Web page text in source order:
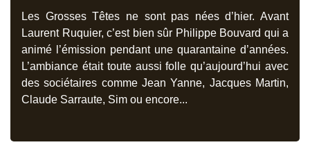
Les Grosses Têtes ne sont pas nées d’hier. Avant
Laurent Ruquier, c’est bien sûr Philippe Bouvard qui a
animé l’émission pendant une quarantaine d’années.
L’ambiance était toute aussi folle qu’aujourd’hui avec
des sociétaires comme Jean Yanne, Jacques Martin,
Claude Sarraute, Sim ou encore...